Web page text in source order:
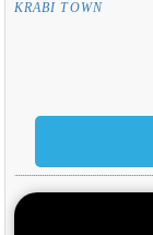
KRABI TOWN